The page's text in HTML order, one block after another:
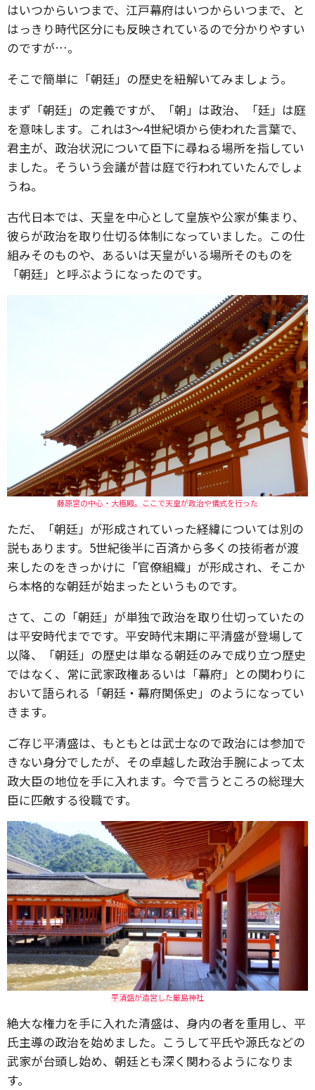
はいつからいつまで、江戸幕府はいつからいつまで、と
はっきり時代区分にも反映されているので分かりやすい
のですが…。
そこで簡単に「朝廷」の歴史を紐解いてみましょう。
まず「朝廷」の定義ですが、「朝」は政治、「廷」は庭
を意味します。これは3～4世紀頃から使われた言葉で、
君主が、政治状況について臣下に尋ねる場所を指してい
ました。そういう会議が昔は庭で行われていたんでしょ
うね。
古代日本では、天皇を中心として皇族や公家が集まり、
彼らが政治を取り仕切る体制になっていました。この仕
組みそのものや、あるいは天皇がいる場所そのものを
「朝廷」と呼ぶようになったのです。
藤原宮の中心・大極殿。ここで天皇が政治や儀式を行った
ただ、「朝廷」が形成されていった経緯については別の
説もあります。5世紀後半に百済から多くの技術者が渡
来したのをきっかけに「官僚組織」が形成され、そこか
ら本格的な朝廷が始まったというものです。
さて、この「朝廷」が単独で政治を取り仕切っていたの
は平安時代までです。平安時代末期に平清盛が登場して
以降、「朝廷」の歴史は単なる朝廷のみで成り立つ歴史
ではなく、常に武家政権あるいは「幕府」との関わりに
おいて語られる「朝廷・幕府関係史」のようになってい
きます。
ご存じ平清盛は、もともとは武士なので政治には参加で
きない身分でしたが、その卓越した政治手腕によって太
政大臣の地位を手に入れます。今で言うところの総理大
臣に匹敵する役職です。
平清盛が造営した厳島神社
絶大な権力を手に入れた清盛は、身内の者を重用し、平
氏主導の政治を始めました。こうして平氏や源氏などの
武家が台頭し始め、朝廷とも深く関わるようになりま
す。